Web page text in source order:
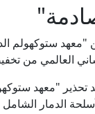
"معهد ستوكهولم
العالمي من
تحذير "معهد
الدمار الشامل